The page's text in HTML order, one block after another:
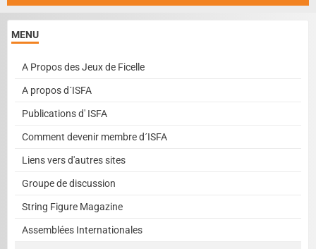
MENU
A Propos des Jeux de Ficelle
A propos d´ISFA
Publications d' ISFA
Comment devenir membre d´ISFA
Liens vers d'autres sites
Groupe de discussion
String Figure Magazine
Assemblées Internationales